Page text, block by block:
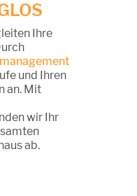
Ihre
und Ihren
an. Mit
wir Ihr
ab.